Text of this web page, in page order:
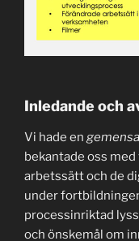
Inledande och
Vi hade en
bekantade oss
arbetssätt och de
under
processinriktad
och önskemål om